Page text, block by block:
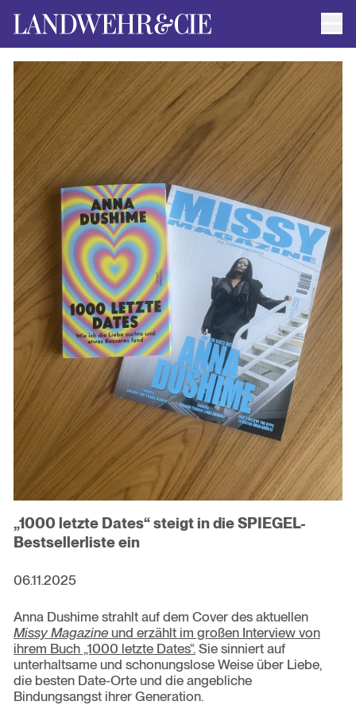
AUTOR*INNEN
AKTUELLE TITEL
FILMRECHTE
ANFRAGEN / IMPRESSUM
„1000 letzte Dates“ steigt in die SPIEGEL-
Bestsellerliste ein
06.11.2025
Anna Dushime strahlt auf dem Cover des aktuellen
Missy Magazine und erzählt im großen Interview von
ihrem Buch „1000 letzte Dates“. Sie sinniert auf
unterhaltsame und schonungslose Weise über Liebe,
die besten Date-Orte und die angebliche
Bindungsangst ihrer Generation.